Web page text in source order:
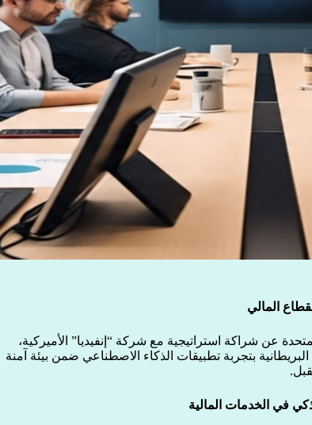
المالي
عن شراكة استراتيجية مع شركة “إنفيديا” الأميركية،
بتجربة تطبيقات الذكاء الاصطناعي ضمن بيئة آمنة
في الخدمات المالية